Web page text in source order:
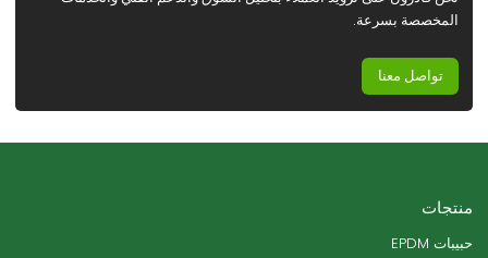
المخصصة بسرعة.
تواصل معنا
منتجات
حبيبات EPDM